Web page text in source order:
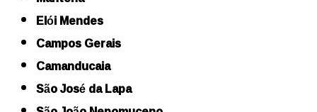
Elói Mendes
Campos Gerais
Camanducaia
São José da Lapa